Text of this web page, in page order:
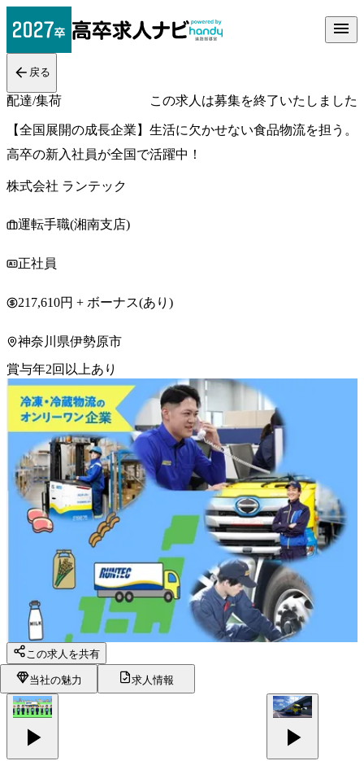
戻る
配達/集荷 この求人は募集を終了いたしました
【全国展開の成長企業】生活に欠かせない食品物流を担う。
高卒の新入社員が全国で活躍中！
株式会社 ランテック
運転手職(湘南支店)
正社員
217,610円 + ボーナス(あり)
神奈川県伊勢原市
賞与年2回以上あり
この求人を共有
当社の魅力 求人情報